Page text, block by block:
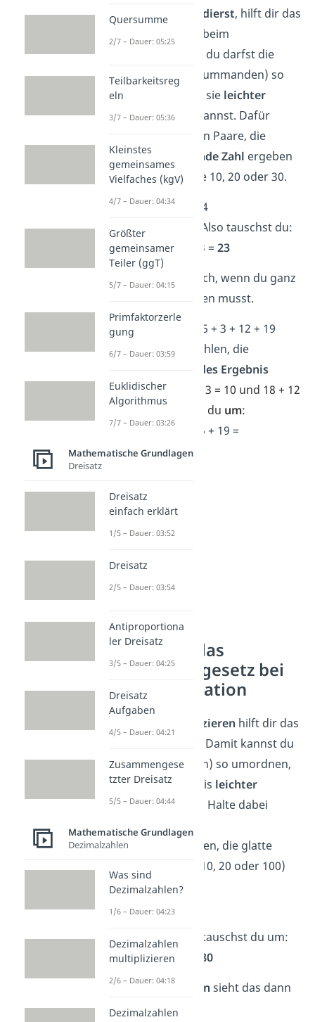
Wenn du Zahlen addierst, hilft dir das
Kommutativgesetz beim
. Denn du darfst die
einzelnen Zahlen (Summanden) so
umordnen, dass du sie leichter
zusammenzählen
kannst. Dafür
suchst du am besten Paare, die
zusammen eine
runde Zahl ergeben
— also eine Zahl wie 10, 20 oder 30.
➡️Beispiel:6 + 3 + 14
14 und 6 ergibt 20. Also tauschst du:
→14 + 6+ 3 =20 + 3 = 23
Das funktioniert auch, wenn du ganz
addieren musst.
➡️Beispiel:
7 + 18 + 5 + 3 + 12 + 19
Zuerst suchst du Zahlen, die
rundes Ergebnis
haben.Das sind 7 + 3 = 10 und 18 + 12
= 30. Danach
du um:
→7 + 3+18 + 12
+ 5 + 19 =
10+30+ 24 =
40
So nutzt du das
Kommutativgesetz bei
der Multiplikation
Multiplizieren hilft dir das
Kommutativgesetz. Damit kannst du
die Zahlen (Faktoren) so umordnen,
dass du das Ergebnis leichter
ausrechnenkannst. Halte dabei
Ausschau nach
Zahlenkombinationen, die glatte
Zehnerzahlen (wie 10, 20 oder 100)
ergeben.
➡️Beispiel:8 · 2 · 5
5 · 2 ergibt 10. Also tauschst du um:
→5 · 2· 8 =10· 8 =
80
Mitgrößeren Zahlen sieht das dann
so aus:
Quersumme
2/7 – Dauer: 05:25
Teilbarkeitsreg
eln
3/7 – Dauer: 05:36
Kleinstes
gemeinsames
Vielfaches (kgV)
4/7 – Dauer: 04:34
Größter
gemeinsamer
Teiler (ggT)
5/7 – Dauer: 04:15
Primfaktorzerle
gung
6/7 – Dauer: 03:59
Euklidischer
Algorithmus
7/7 – Dauer: 03:26
Mathematische Grundlagen
Dreisatz
Dreisatz
einfach erklärt
1/5 – Dauer: 03:52
Dreisatz
2/5 – Dauer: 03:54
Antiproportiona
ler Dreisatz
3/5 – Dauer: 04:25
Dreisatz
Aufgaben
4/5 – Dauer: 04:21
Zusammengese
tzter Dreisatz
5/5 – Dauer: 04:44
Mathematische Grundlagen
Dezimalzahlen
Was sind
Dezimalzahlen?
1/6 – Dauer: 04:23
Dezimalzahlen
multiplizieren
2/6 – Dauer: 04:18
Dezimalzahlen